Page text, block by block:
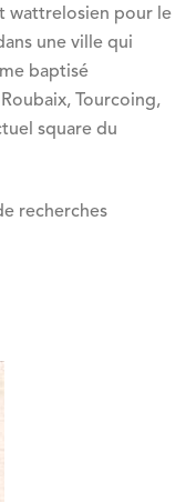
wattrelosien pour le
une ville qui
baptisé
Tourcoing,
square du
recherches